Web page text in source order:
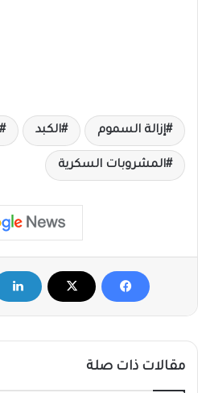
إزالة السموم الكبد
المشروبات السكرية
مقالات ذات صلة